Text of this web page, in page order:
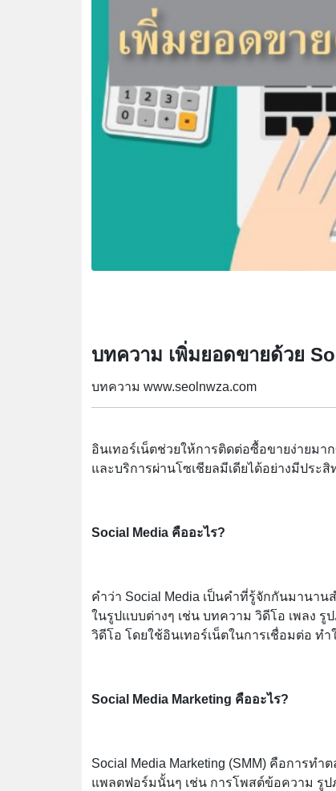
บทความ เพิ่มยอดขายด้วย
บทความ www.seolnwza.com
อินเทอร์เน็ตช่วยให้การติดต่อซื้อขายง่ายมา
และบริการผ่านโซเชียลมีเดียได้อย่างมีประ
Social Media คืออะไร?
คำว่า Social Media เป็นคำที่รู้จักกันมานา
ในรูปแบบต่างๆ เช่น บทความ วิดีโอ เพลง
วิดีโอ โดยใช้อินเทอร์เน็ตในการเชื่อมต่อ
Social Media Marketing คืออะไร?
Social Media Marketing (SMM) คือการท
แพลตฟอร์มนั้นๆ เช่น การโพสต์ข้อความ รูป